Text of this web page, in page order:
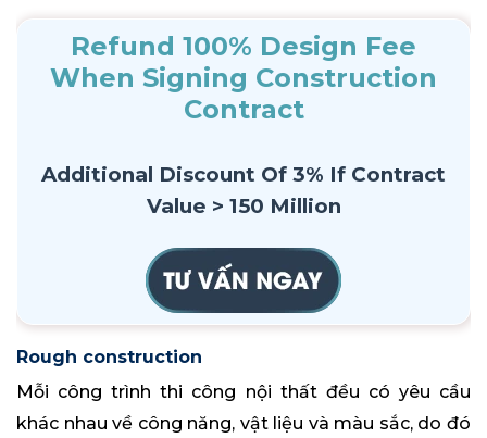
Refund 100% Design Fee
When Signing Construction
Contract
Additional Discount Of 3% If Contract
Value > 150 Million
Rough construction
Mỗi công trình thi công nội thất đều có yêu cầu
khác nhau về công năng, vật liệu và màu sắc, do đó